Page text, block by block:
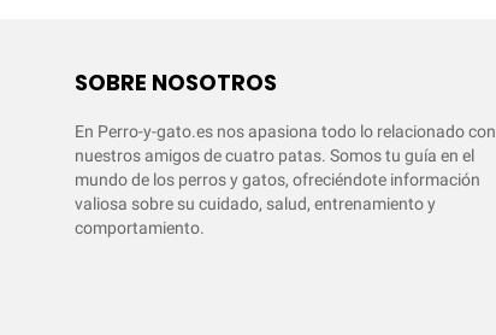
SOBRE NOSOTROS
En Perro-y-gato.es nos apasiona todo lo relacionado con
nuestros amigos de cuatro patas. Somos tu guía en el
mundo de los perros y gatos, ofreciéndote información
valiosa sobre su cuidado, salud, entrenamiento y
comportamiento.